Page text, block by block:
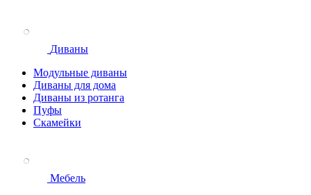
Диваны
Модульные диваны
Диваны для дома
Диваны из ротанга
Пуфы
Скамейки
Мебель